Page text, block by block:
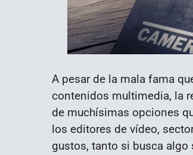
A pesar de la mala fama
contenidos multimedia, la
de muchísimas opciones
los editores de vídeo,
gustos, tanto si busca